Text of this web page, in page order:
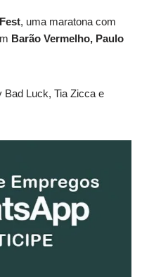
, uma maratona com
Barão Vermelho, Paulo
Bad Luck, Tia Zicca e